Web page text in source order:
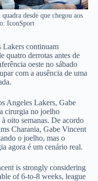
desde que chegou aos
IconSport
Lakers continuam
quatro derrotas antes de
oeste no sábado
com a ausência de uma
Angeles Lakers, Gabe
cirurgia no joelho
oito semanas. De acordo
Charania, Gabe Vincent
o joelho, mas o
agora é um cenário real.
is strongly considering
of 6-to-8 weeks, league